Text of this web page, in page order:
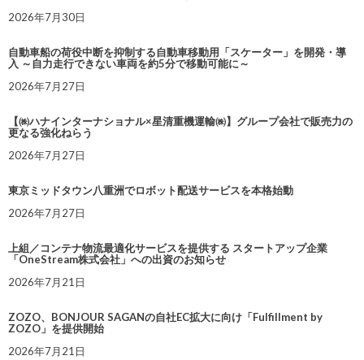
2026年7月30日
自動車船の荷役中断を抑制する自動車移動用「スケーター」を開発・導
入 ～自力走行できない車両を約5分で移動可能に～
2026年7月27日
【㈱ハナインターナショナル×星清重機運輸㈱】グループ会社で販売力の
更なる強化ねらう
2026年7月27日
東京ミッドタウン八重洲でロボット配送サービスを本格始動
2026年7月27日
上組／コンテナ物流最適化サービスを提供する スタートアップ企業
「OneStream株式会社」への出資のお知らせ
2026年7月21日
ZOZO、BONJOUR SAGANの自社EC拡大に向け「Fulfillment by
ZOZO」を提供開始
2026年7月21日